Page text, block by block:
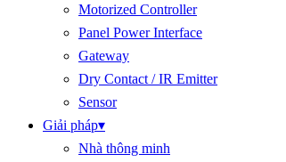
Motorized Controller
Panel Power Interface
Gateway
Dry Contact / IR Emitter
Sensor
Giải pháp▾
Nhà thông minh